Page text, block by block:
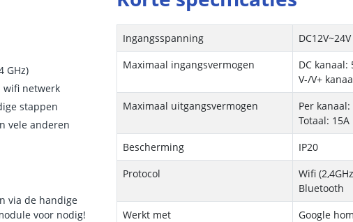
GHz)
wifi netwerk
stappen
vele anderen
via de handige
voor nodig!
Ingangsspanning
DC12V~24V
Maximaal ingangsvermogen
DC kanaal:
V-/V+
Maximaal uitgangsvermogen
Per kanaal:
Totaal: 15A
Bescherming
IP20
Protocol
Wifi
Bluetooth
Werkt met
Google